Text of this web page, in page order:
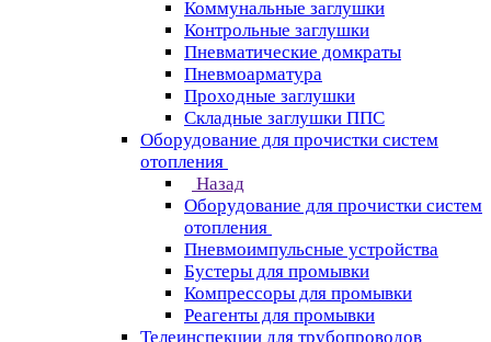
Коммунальные заглушки
Контрольные заглушки
Пневматические домкраты
Пневмоарматура
Проходные заглушки
Складные заглушки ППС
Оборудование для прочистки систем
отопления
Назад
Оборудование для прочистки систем
отопления
Пневмоимпульсные устройства
Бустеры для промывки
Компрессоры для промывки
Реагенты для промывки
Телеинспекции для трубопроводов